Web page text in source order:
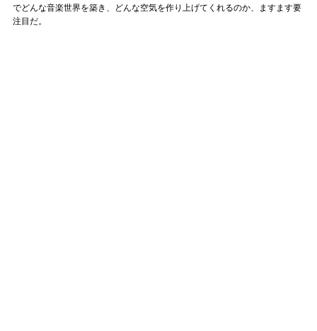
でどんな音楽世界を築き、どんな空気を作り上げてくれるのか、ますます要
注目だ。